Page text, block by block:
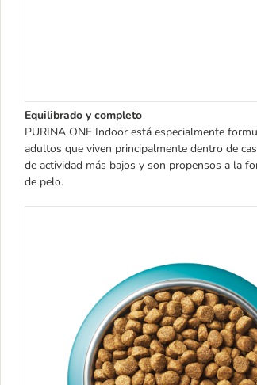
Equilibrado y completo
PURINA ONE Indoor está especialmente
adultos que viven principalmente dentro de
de actividad más bajos y son propensos a la
de pelo.